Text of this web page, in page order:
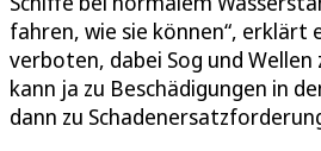
fahren, wie sie können“, erklärt
verboten, dabei Sog und Wellen
kann ja zu Beschädigungen in
dann zu